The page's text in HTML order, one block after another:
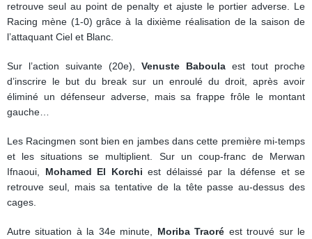
retrouve seul au point de penalty et ajuste le portier adverse. Le
Racing mène (1-0) grâce à la dixième réalisation de la saison de
l’attaquant Ciel et Blanc.
Sur l’action suivante (20e), Venuste Baboula est tout proche
d’inscrire le but du break sur un enroulé du droit, après avoir
éliminé un défenseur adverse, mais sa frappe frôle le montant
gauche…
Les Racingmen sont bien en jambes dans cette première mi-temps
et les situations se multiplient. Sur un coup-franc de Merwan
Ifnaoui, Mohamed El Korchi est délaissé par la défense et se
retrouve seul, mais sa tentative de la tête passe au-dessus des
cages.
Autre situation à la 34e minute, Moriba Traoré est trouvé sur le